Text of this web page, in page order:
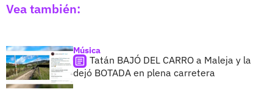
Vea también:
Música
Tatán BAJÓ DEL CARRO a Maleja y la
dejó BOTADA en plena carretera